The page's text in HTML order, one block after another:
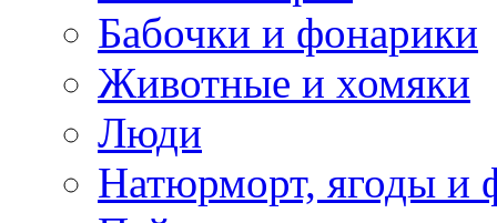
Бабочки и фонарики
Животные и хомяки
Люди
Натюрморт, ягоды и